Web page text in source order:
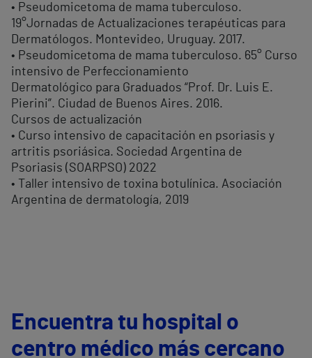
• Pseudomicetoma de mama tuberculoso.
19°Jornadas de Actualizaciones terapéuticas para
Dermatólogos. Montevideo, Uruguay. 2017.
• Pseudomicetoma de mama tuberculoso. 65° Curso
intensivo de Perfeccionamiento
Dermatológico para Graduados “Prof. Dr. Luis E.
Pierini”. Ciudad de Buenos Aires. 2016.
Cursos de actualización
• Curso intensivo de capacitación en psoriasis y
artritis psoriásica. Sociedad Argentina de
Psoriasis (SOARPSO) 2022
• Taller intensivo de toxina botulínica. Asociación
Argentina de dermatología, 2019
Encuentra tu hospital o
centro médico más cercano